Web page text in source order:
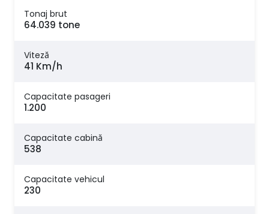
Tonaj brut
64.039 tone
Viteză
41 Km/h
Capacitate pasageri
1.200
Capacitate cabină
538
Capacitate vehicul
230